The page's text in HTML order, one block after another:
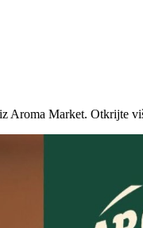
Aroma Market. Otkrijte